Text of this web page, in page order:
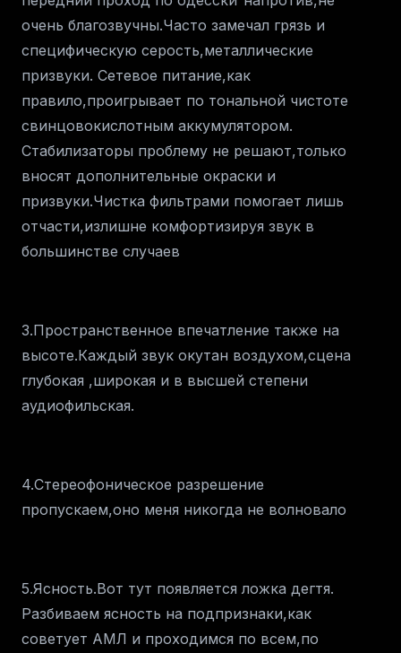
очень благозвучны.Часто замечал грязь и
специфическую серость,металлические
призвуки. Сетевое питание,как
правило,проигрывает по тональной чистоте
свинцовокислотным аккумулятором.
Стабилизаторы проблему не решают,только
вносят дополнительные окраски и
призвуки.Чистка фильтрами помогает лишь
отчасти,излишне комфортизируя звук в
большинстве случаев
3.Пространственное впечатление также на
высоте.Каждый звук окутан воздухом,сцена
глубокая ,широкая и в высшей степени
аудиофильская.
4.Стереофоническое разрешение
пропускаем,оно меня никогда не волновало
5.Ясность.Вот тут появляется ложка дегтя.
Разбиваем ясность на подпризнаки,как
советует АМЛ и проходимся по всем,по